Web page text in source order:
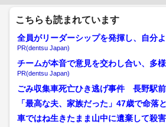
こちらも読まれています
全員がリーダーシップを発揮し、自分
る
PR(dentsu Japan)
チームが本音で意見を交わし合い、多
織へ
PR(dentsu Japan)
ごみ収集車死亡ひき逃げ事件 長野駅
亡 「不運な状況があっ...
「最高な夫、家族だった」47歳で命落
ごみ収集車死亡ひき逃...
車ではね生きたまま山中に遺棄して殺